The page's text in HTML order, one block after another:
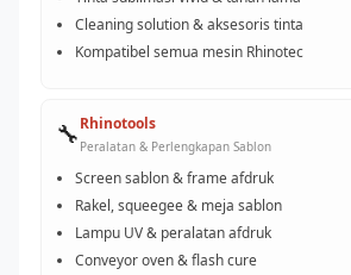
Cleaning solution & aksesoris tinta
Kompatibel semua mesin Rhinotec
🔧Rhinotools
Peralatan & Perlengkapan Sablon
Screen sablon & frame afdruk
Rakel, squeegee & meja sablon
Lampu UV & peralatan afdruk
Conveyor oven & flash cure